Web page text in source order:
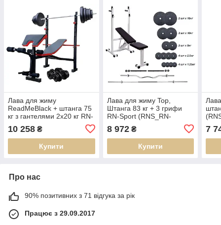
Лава для жиму
ReadMeBlack + штанга 75
кг з гантелями 2х20 кг RN-
Sport (RNS_RMB-75220)
10 258 ₴
Купити
Лава для жиму Top,
Штанга 83 кг + 3 грифи
RN-Sport (RNS_RN-
8 972₴
Купити
7
Про нас
90% позитивних з 71 відгука за рік
Працює з 29.09.2017